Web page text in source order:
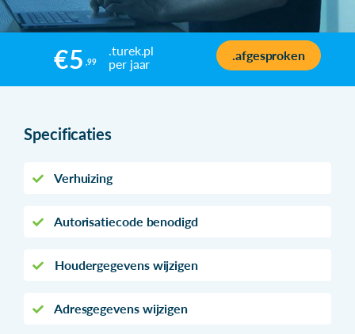
€5 ,99
.turek.pl
per jaar
.afgesproken
Specificaties
Verhuizing
Autorisatiecode benodigd
Houdergegevens wijzigen
Adresgegevens wijzigen